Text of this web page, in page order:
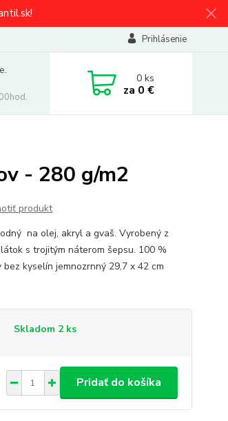
Prihlásenie
0ks
za 0 €
- 280 g/m2
produkt
na olej, akryl a gvaš. Vyrobený z
s trojitým náterom šepsu. 100 %
bez kyselín jemnozrnný 29,7 x 42 cm
Skladom 2 ks
Pridať do košíka